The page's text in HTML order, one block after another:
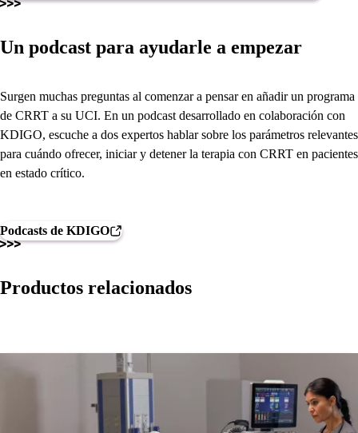
Un podcast para ayudarle a empezar
Surgen muchas preguntas al comenzar a pensar en añadir un programa
de CRRT a su UCI. En un podcast desarrollado en colaboración con
KDIGO, escuche a dos expertos hablar sobre los parámetros relevantes
para cuándo ofrecer, iniciar y detener la terapia con CRRT en pacientes
en estado crítico.
Podcasts de KDIGO
Productos relacionados